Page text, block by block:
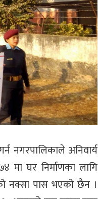
नगरपालिकाले अनिवार्य
मा घर निर्माणका लागि
नक्सा पास भएको छैन ।